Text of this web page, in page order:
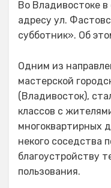
Во Владивостоке в
адресу ул.
субботник». Об
Одним из
мастерской
(Владивосток),
классов с
многоквартирных
некого соседства
благоустройству
пользования.